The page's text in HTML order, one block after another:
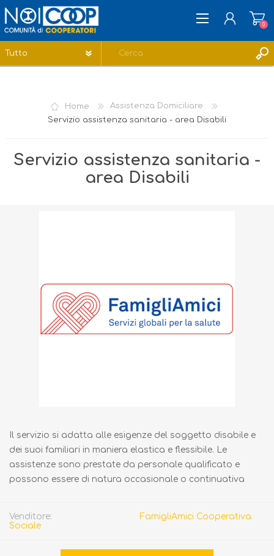
LISTA DEI DESIDERI
0
Home
Assistenza Domiciliare
Servizio assistenza sanitaria - area Disabili
Servizio assistenza sanitaria -
area Disabili
Il servizio si adatta alle esigenze del soggetto disabile e
dei suoi familiari in maniera elastica e flessibile. Le
assistenze sono prestate da personale qualificato e
possono essere di natura occasionale o continuativa
Venditore:
FamigliAmici Cooperativa
Sociale